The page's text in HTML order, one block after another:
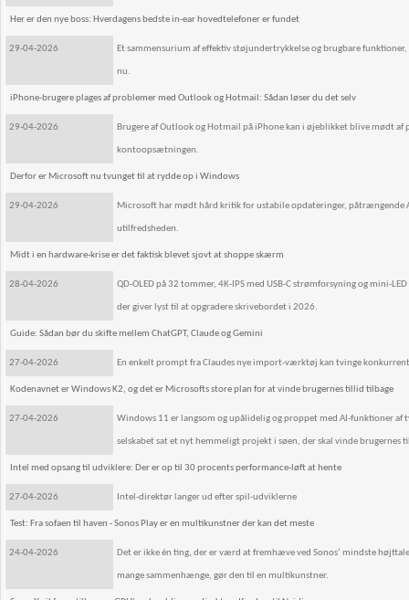
Her er den nye boss: Hverdagens bedste in-ear hovedtelefoner er fundet
29-04-2026 Et sammensurium af effektiv støjundertrykkelse og brugbare
nu.
iPhone-brugere plages af problemer med Outlook og Hotmail: Sådan løser du det selv
29-04-2026 Brugere af Outlook og Hotmail på iPhone kan i øjeblikket blive mødt
kontoopsætningen.
Derfor er Microsoft nu tvunget til at rydde op i Windows
29-04-2026 Microsoft har mødt hård kritik for ustabile opdateringer, påtrængende
utilfredsheden.
Midt i en hardware-krise er det faktisk blevet sjovt at shoppe skærm
28-04-2026 QD-OLED på 32 tommer, 4K-IPS med USB-C strømforsyning og mini-
der giver lyst til at opgradere skrivebordet i 2026.
Guide: Sådan bør du skifte mellem ChatGPT, Claude og Gemini
27-04-2026 En enkelt prompt fra Claudes nye import-værktøj kan tvinge
Kodenavnet er Windows K2, og det er Microsofts store plan for at vinde brugernes tillid tilbage
27-04-2026 Windows 11 er langsom og upålidelig og proppet med AI-funktioner
selskabet sat et nyt hemmeligt projekt i søen, der skal vinde brugernes
Intel med opsang til udviklere: Der er op til 30 procents performance-løft at hente
27-04-2026 Intel-direktør langer ud efter spil-udviklerne
Test: Fra sofaen til haven - Sonos Play er en multikunstner der kan det meste
24-04-2026 Det er ikke én ting, der er værd at fremhæve ved Sonos’ mindste
mange sammenhænge, gør den til en multikunstner.